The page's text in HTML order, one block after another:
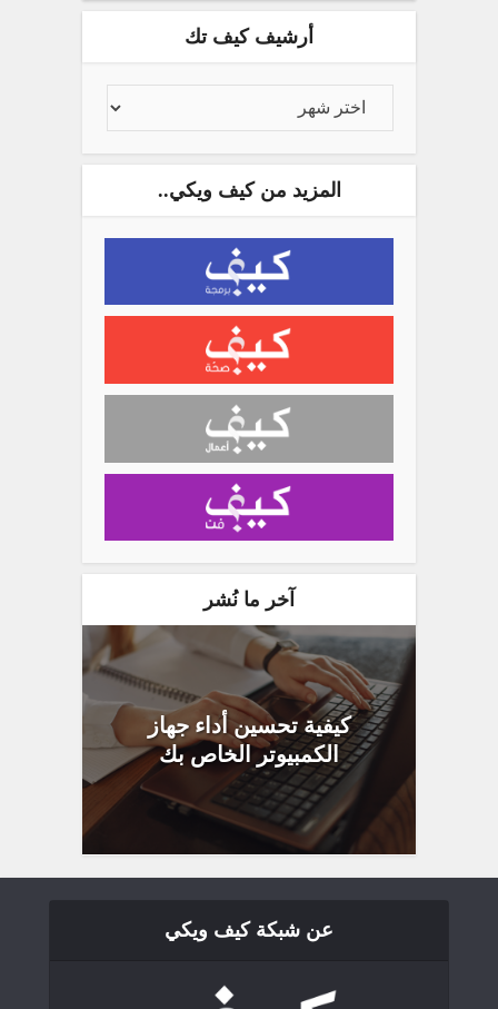
أرشيف كيف تك
المزيد من كيف ويكي..
آخر ما نُشر
كيفية تحسين أداء جهاز
الكمبيوتر الخاص بك
عن شبكة كيف ويكي